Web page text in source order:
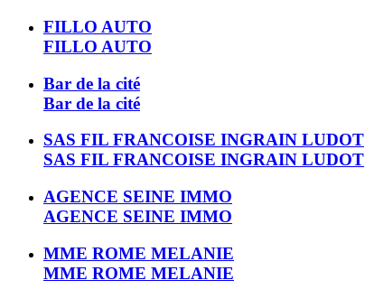
FILLO AUTO
FILLO AUTO
Bar de la cité
Bar de la cité
SAS FIL FRANCOISE INGRAIN LUDOT
SAS FIL FRANCOISE INGRAIN LUDOT
AGENCE SEINE IMMO
AGENCE SEINE IMMO
MME ROME MELANIE
MME ROME MELANIE